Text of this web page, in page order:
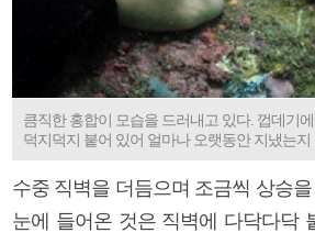
큼직한 홍합이 모습을 드러내고 있다. 껍데기
덕지덕지 붙어 있어 얼마나 오랫동안 지냈는지
수중 직벽을 더듬으며 조금씩 상승
눈에 들어온 것은 직벽에 다닥다닥